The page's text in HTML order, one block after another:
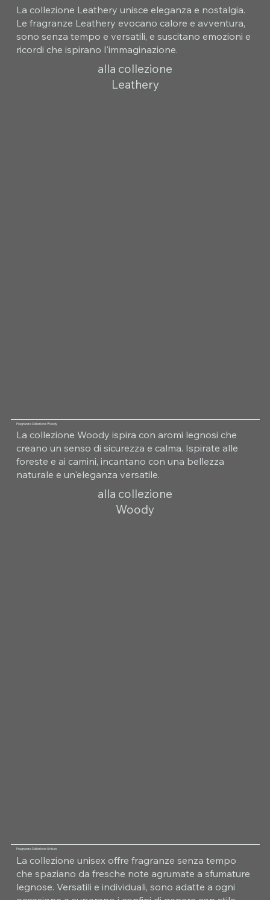
La collezione Leathery unisce eleganza e nostalgia.
Le fragranze Leathery evocano calore e avventura,
sono senza tempo e versatili, e suscitano emozioni e
ricordi che ispirano l'immaginazione.
alla collezione
Leathery
Fragranza Collezione Woody
La collezione Woody ispira con aromi legnosi che
creano un senso di sicurezza e calma. Ispirate alle
foreste e ai camini, incantano con una bellezza
naturale e un'eleganza versatile.
alla collezione
Woody
Fragranza Collezione Unisex
La collezione unisex offre fragranze senza tempo
che spaziano da fresche note agrumate a sfumature
legnose. Versatili e individuali, sono adatte a ogni